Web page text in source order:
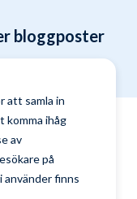
att samla in
komma ihåg
av
på
använder finns
bloggposter